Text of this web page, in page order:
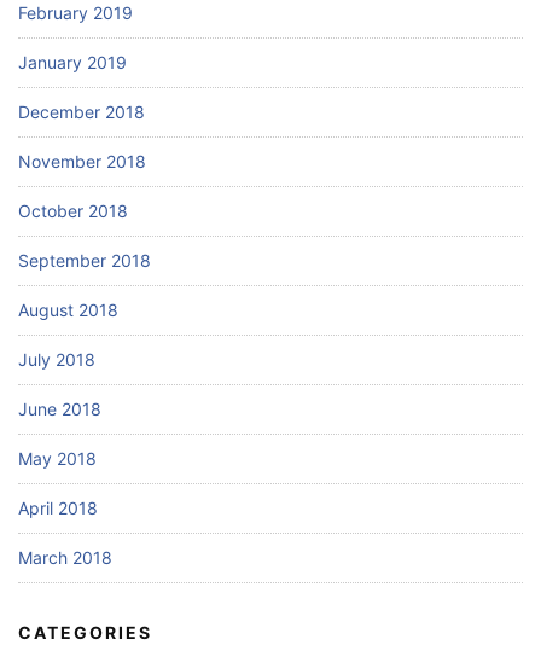
February 2019
January 2019
December 2018
November 2018
October 2018
September 2018
August 2018
July 2018
June 2018
May 2018
April 2018
March 2018
CATEGORIES